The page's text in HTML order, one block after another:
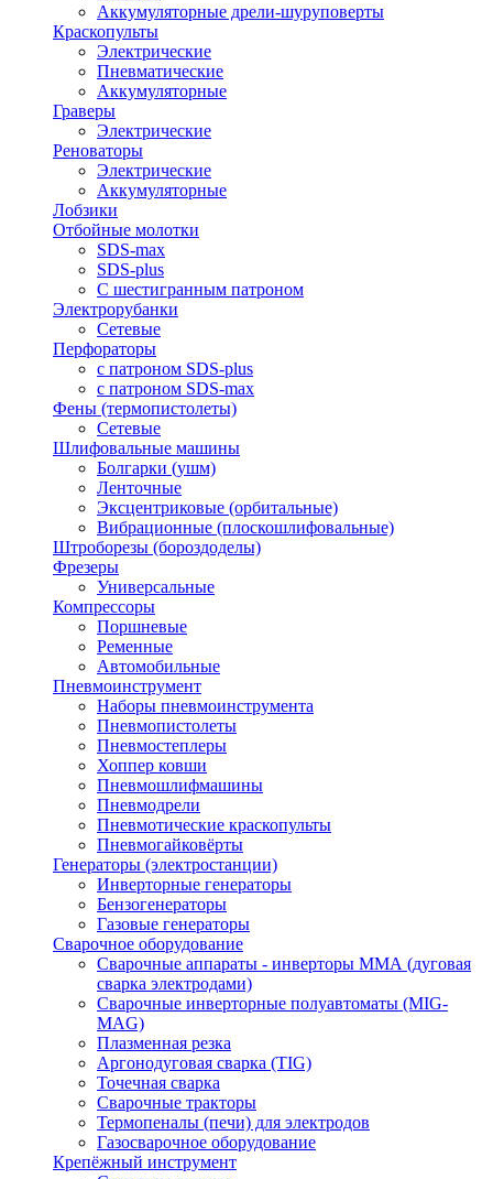
Аккумуляторные дрели-шуруповерты
Краскопульты
Электрические
Пневматические
Аккумуляторные
Граверы
Электрические
Реноваторы
Электрические
Аккумуляторные
Лобзики
Отбойные молотки
SDS-max
SDS-plus
С шестигранным патроном
Электрорубанки
Сетевые
Перфораторы
с патроном SDS-plus
с патроном SDS-max
Фены (термопистолеты)
Сетевые
Шлифовальные машины
Болгарки (ушм)
Ленточные
Эксцентриковые (орбитальные)
Вибрационные (плоскошлифовальные)
Штроборезы (бороздоделы)
Фрезеры
Универсальные
Компрессоры
Поршневые
Ременные
Автомобильные
Пневмоинструмент
Наборы пневмоинструмента
Пневмопистолеты
Пневмостеплеры
Хоппер ковши
Пневмошлифмашины
Пневмодрели
Пневмотические краскопульты
Пневмогайковёрты
Генераторы (электростанции)
Инверторные генераторы
Бензогенераторы
Газовые генераторы
Сварочное оборудование
Сварочные аппараты - инверторы ММА (дуговая
сварка электродами)
Сварочные инверторные полуавтоматы (MIG-
MAG)
Плазменная резка
Аргонодуговая сварка (TIG)
Точечная сварка
Сварочные тракторы
Термопеналы (печи) для электродов
Газосварочное оборудование
Крепёжный инструмент